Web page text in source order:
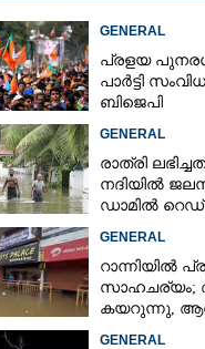
GENERAL
പ്രളയ
പാർട്ടി
ബിജെപി
GENERAL
രാത്രി
നദിയിൽ
ഡാമിൽ റെഡ്
GENERAL
റാന്നിയിൽ
സാഹചര്യം;
കയറുന്നു,
GENERAL